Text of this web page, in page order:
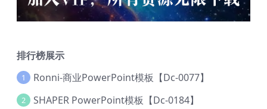
排行榜展示
1 Ronni-商业PowerPoint模板【Dc-0077】
2 SHAPER PowerPoint模板【Dc-0184】